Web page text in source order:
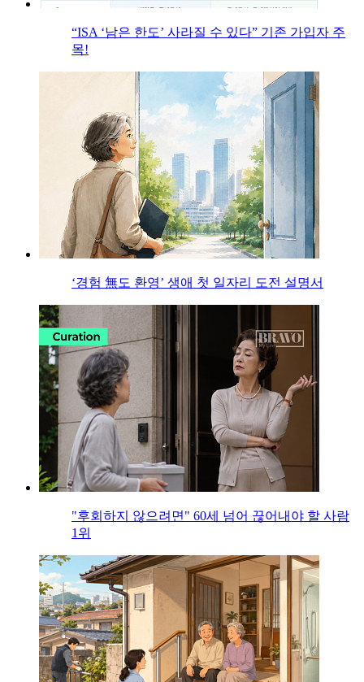
“ISA ‘남은 한도’ 사라질 수 있다” 기존 가입자 주
목!
‘경험 無도 환영’ 생애 첫 일자리 도전 설명서
"후회하지 않으려면" 60세 넘어 끊어내야 할 사람
1위